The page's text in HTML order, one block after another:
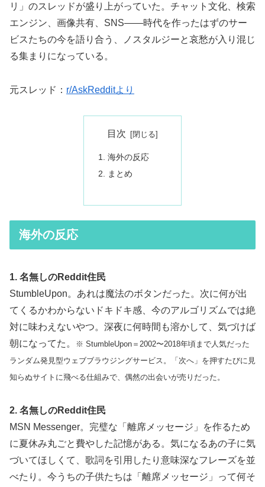
リ」のスレッドが盛り上がっていた。チャット文化、検索
エンジン、画像共有、SNS——時代を作ったはずのサー
ビスたちの今を語り合う、ノスタルジーと哀愁が入り混じ
る集まりになっている。
元スレッド： r/AskRedditより
目次
海外の反応
まとめ
海外の反応
1. 名無しのReddit住民
StumbleUpon。あれは魔法のボタンだった。次に何が出
てくるかわからないドキドキ感、今のアルゴリズムでは絶
対に味わえないやつ。深夜に何時間も溶かして、気づけば
朝になってた。
※ StumbleUpon＝2002〜2018年頃まで人気だった
ランダム発見型ウェブブラウジングサービス。「次へ」を押すたびに見
知らぬサイトに飛べる仕組みで、偶然の出会いが売りだった。
2. 名無しのReddit住民
MSN Messenger。完璧な「離席メッセージ」を作るため
に夏休み丸ごと費やした記憶がある。気になるあの子に気
づいてほしくて、歌詞を引用したり意味深なフレーズを並
べたり。今うちの子供たちは「離席メッセージ」って何そ